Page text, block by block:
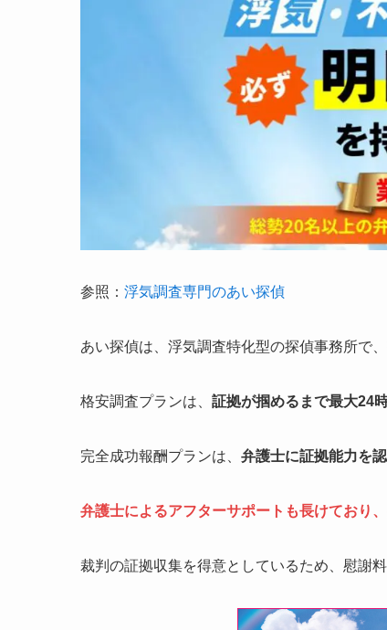
参照： 浮気調査専門のあい探偵
あい探偵は、浮気調査特化型の探偵事務所で
格安調査プランは、 証拠が掴めるまで最大24
完全成功報酬プランは、 弁護士に証拠能力を
弁護士によるアフターサポートも長けており
裁判の証拠収集を得意としているため、慰謝